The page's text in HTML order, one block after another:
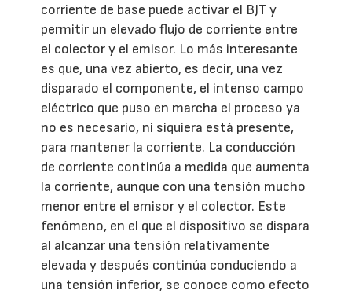
corriente de base puede activar el BJT y
permitir un elevado flujo de corriente entre
el colector y el emisor. Lo más interesante
es que, una vez abierto, es decir, una vez
disparado el componente, el intenso campo
eléctrico que puso en marcha el proceso ya
no es necesario, ni siquiera está presente,
para mantener la corriente. La conducción
de corriente continúa a medida que aumenta
la corriente, aunque con una tensión mucho
menor entre el emisor y el colector. Este
fenómeno, en el que el dispositivo se dispara
al alcanzar una tensión relativamente
elevada y después continúa conduciendo a
una tensión inferior, se conoce como efecto